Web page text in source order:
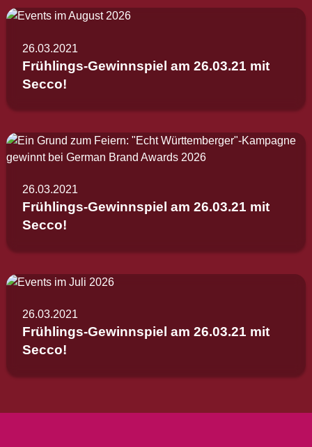
26.03.2021
Frühlings-Gewinnspiel am 26.03.21 mit
Secco!
26.03.2021
Frühlings-Gewinnspiel am 26.03.21 mit
Secco!
26.03.2021
Frühlings-Gewinnspiel am 26.03.21 mit
Secco!